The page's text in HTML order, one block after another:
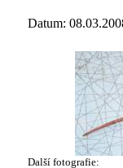
Datum:
Další fotografie: